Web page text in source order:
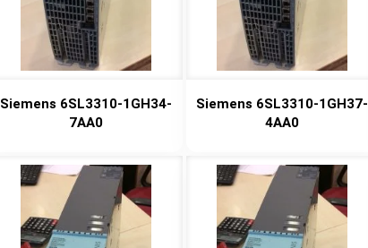
Siemens 6SL3310-1GH34-
7AA0
Siemens 6SL3310-1GH37-
4AA0